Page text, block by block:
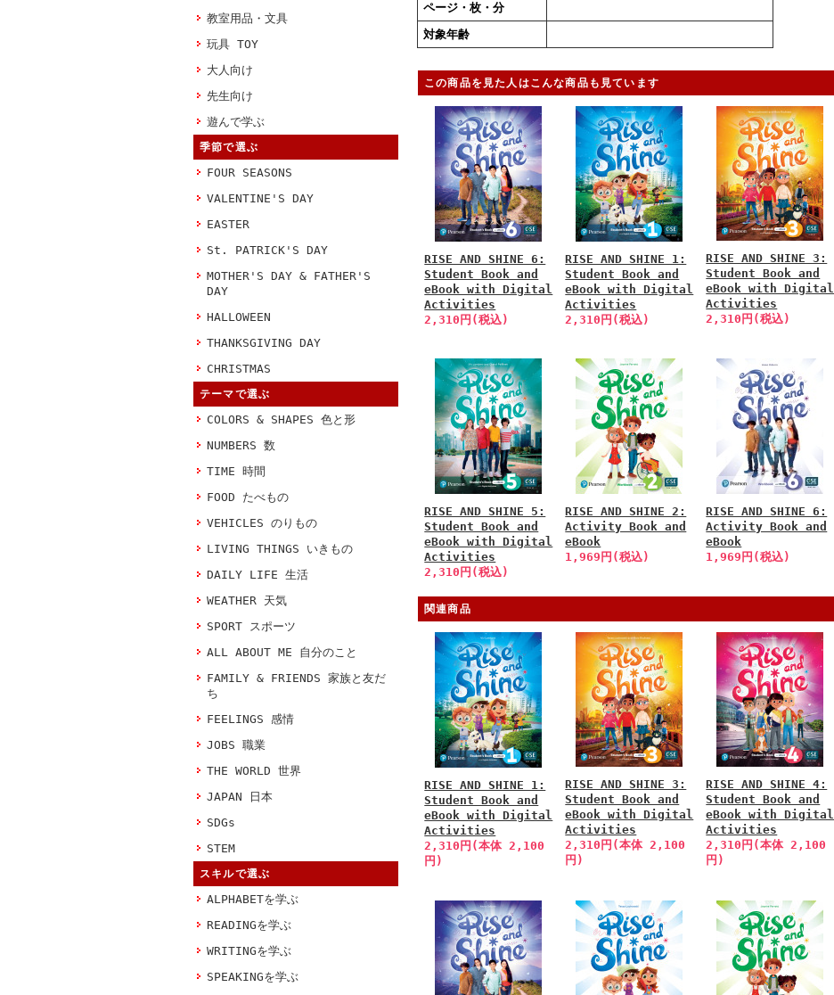
教室用品・文具
玩具 TOY
大人向け
先生向け
遊んで学ぶ
季節で選ぶ
FOUR SEASONS
VALENTINE'S DAY
EASTER
St. PATRICK'S DAY
MOTHER'S DAY & FATHER'S
DAY
HALLOWEEN
THANKSGIVING DAY
CHRISTMAS
テーマで選ぶ
COLORS & SHAPES 色と形
NUMBERS 数
TIME 時間
FOOD たべもの
VEHICLES のりもの
LIVING THINGS いきもの
DAILY LIFE 生活
WEATHER 天気
SPORT スポーツ
ALL ABOUT ME 自分のこと
FAMILY & FRIENDS 家族と友だ
ち
FEELINGS 感情
JOBS 職業
THE WORLD 世界
JAPAN 日本
SDGs
STEM
スキルで選ぶ
ALPHABETを学ぶ
READINGを学ぶ
WRITINGを学ぶ
SPEAKINGを学ぶ
ページ・枚・分
対象年齢
この商品を見た人はこんな商品も見ています
RISE AND SHINE 6:
Student Book and
eBook with Digital
Activities
2,310円(税込)
RISE AND SHINE 1:
Student Book and
eBook with Digital
Activities
2,310円(税込)
RISE AND SHINE 3:
Student Book and
eBook with Digital
Activities
2,310円(税込)
RISE AND SHINE 5:
Student Book and
eBook with Digital
Activities
2,310円(税込)
RISE AND SHINE 2:
Activity Book and
eBook
1,969円(税込)
RISE AND SHINE 6:
Activity Book and
eBook
1,969円(税込)
関連商品
RISE AND SHINE 1:
Student Book and
eBook with Digital
Activities
2,310円(本体 2,100
円)
RISE AND SHINE 3:
Student Book and
eBook with Digital
Activities
2,310円(本体 2,100
円)
RISE AND SHINE 4:
Student Book and
eBook with Digital
Activities
2,310円(本体 2,100
円)